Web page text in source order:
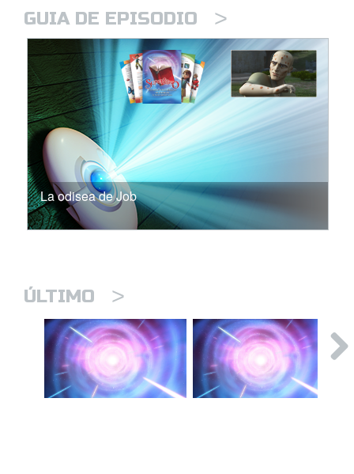
GUIA DE EPISODIO >
La odisea de Job
ÚLTIMO >